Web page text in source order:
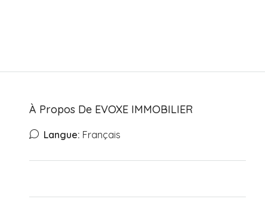
À Propos De EVOXE IMMOBILIER
Langue: Français